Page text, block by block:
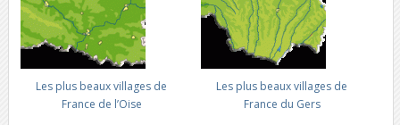
Les plus beaux villages de
France de l’Oise
Les plus beaux villages de
France du Gers